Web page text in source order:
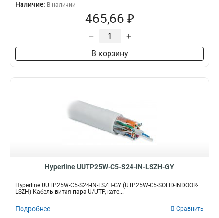
Наличие: В наличии
465,66 ₽
– +
В корзину
Hyperline UUTP25W-C5-S24-IN-LSZH-GY
Hyperline UUTP25W-C5-S24-IN-LSZH-GY (UTP25W-C5-SOLID-INDOOR-
LSZH) Кабель витая пара U/UTP, кате...
Подробнее Сравнить